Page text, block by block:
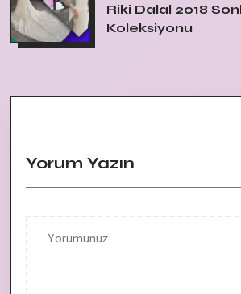
Riki Dalal 2018
Koleksiyonu
Yorum Yazın